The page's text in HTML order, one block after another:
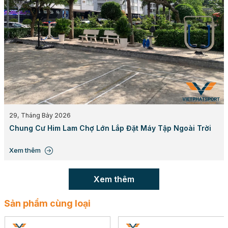
Chiều cao:228 cm
Khối lượng ước tính: 61 kg
Tải trọng tối đa cho phép:90kg cho mỗi vị trí
tập
Số người sử dụng cùng lúc:03 người
Diện tích lắp đặt phù hợp của Xà đơn 3 hướng 711213
29, Tháng Bảy 2026
Chung Cư Him Lam Chợ Lớn Lắp Đặt Máy Tập Ngoài Trời
Xem thêm
Xem thêm
Sản phẩm cùng loại